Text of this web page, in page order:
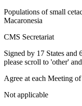
Populations of small
Macaronesia
CMS Secretariat
Signed by 17 States and
please scroll to 'other'
Agree at each Meeting
Not applicable